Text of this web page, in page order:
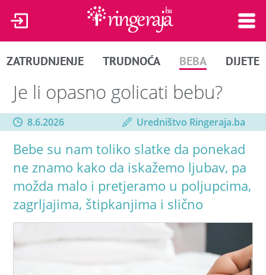
ZATRUDNJENJE TRUDNOĆA BEBA DIJETE
Je li opasno golicati bebu?
8.6.2026 Uredništvo Ringeraja.ba
Bebe su nam toliko slatke da ponekad
ne znamo kako da iskažemo ljubav, pa
možda malo i pretjeramo u poljupcima,
zagrljajima, štipkanjima i slično